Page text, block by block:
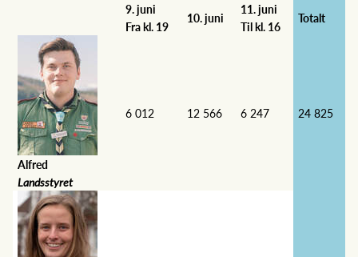
9. juni
Fra kl. 19
10. juni
11. juni
Til kl. 16
Totalt
Alfred
Landsstyret
6 012 12 566 6 247 24 825